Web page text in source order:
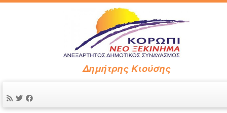
Δημήτρης Κιούσης